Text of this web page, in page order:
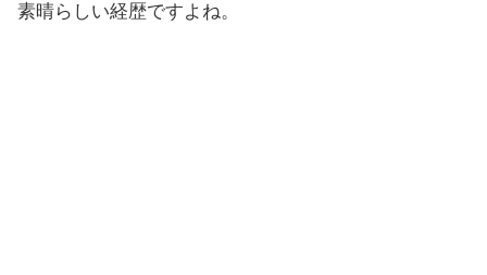
素晴らしい経歴ですよね。